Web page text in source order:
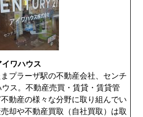
ワハウス
プラーザ駅の不動産会社、センチ
ス。不動産売買・賃貸・賃貸管
動産の様々な分野に取り組んでい
却や不動産買取（自社買取）は取